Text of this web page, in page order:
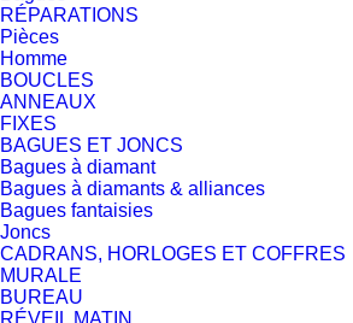
RÉPARATIONS
Pièces
Homme
BOUCLES
ANNEAUX
FIXES
BAGUES ET JONCS
Bagues à diamant
Bagues à diamants & alliances
Bagues fantaisies
Joncs
CADRANS, HORLOGES ET COFFRES
MURALE
BUREAU
RÉVEIL MATIN